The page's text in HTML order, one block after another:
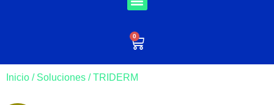
0
Inicio / Soluciones / TRIDERM